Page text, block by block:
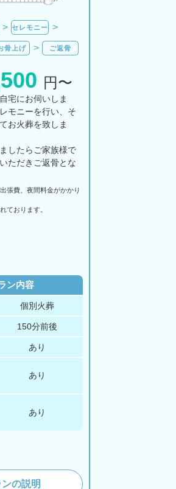
セレモニー
骨上げ ご返骨
円〜
宅にお伺いしま
モニーを行い、そ
お火葬を致しま
したらご家族様で
ただきご返骨とな
出張費、夜間料金がかかり
ております。
ン内容
個別火葬
150分前後
あり
あり
あり
の説明